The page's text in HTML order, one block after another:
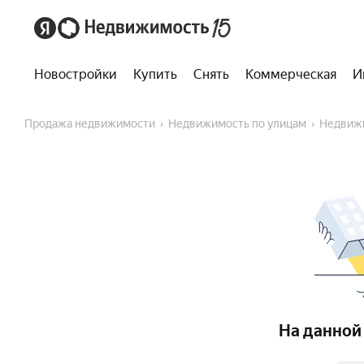
Новостройки Купить Снять Коммерческая
Продажа недвижимости Недвижимость по улицам
На